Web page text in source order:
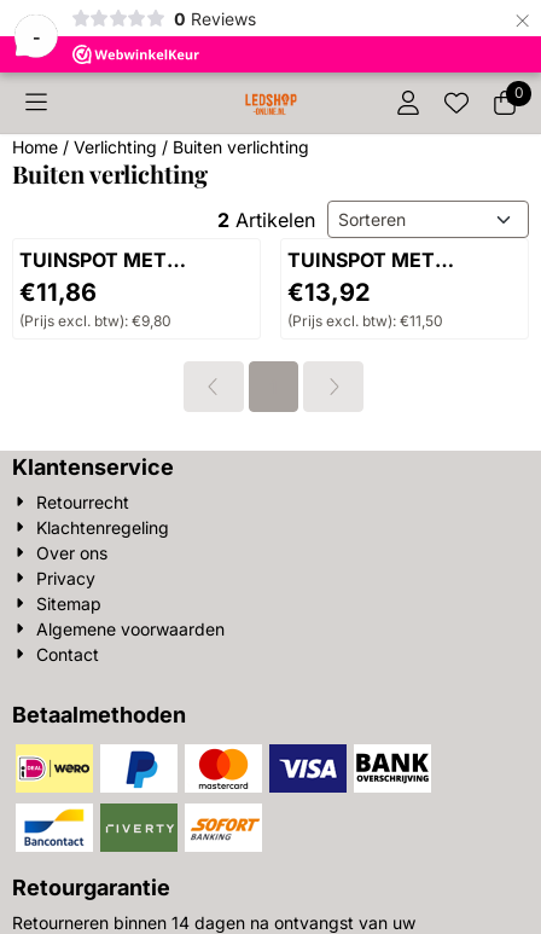
-
0 Reviews ×
Cookievoorkeuren zijn beschikbaar. Kies instellingen of 0
Home / Verlichting / Buiten verlichting
Buiten verlichting
2 Artikelen
Sorteermethode
TUINSPOT MET
GRONDPEN 5W
Prijs: 11,86, exclusief btw: 9,80
€11,86
(Prijs excl. btw): €9,80
TUINSPOT MET
GRONDPEN 6W RGB
Prijs: 13,92, exclusief btw:
€13,92
(Prijs excl. btw): €11,50
Klantenservice
Retourrecht
Klachtenregeling
Over ons
Privacy
Sitemap
Algemene voorwaarden
Contact
Betaalmethoden
Retourgarantie
Retourneren binnen 14 dagen na ontvangst van uw